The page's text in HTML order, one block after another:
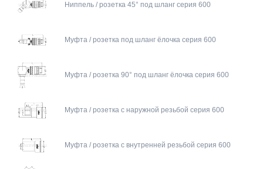
Ниппель / розетка 45° под шланг серия 600
Муфта / розетка под шланг ёлочка серия 600
Муфта / розетка 90° под шланг ёлочка серия 600
Муфта / розетка с наружной резьбой серия 600
Муфта / розетка с внутренней резьбой серия 600